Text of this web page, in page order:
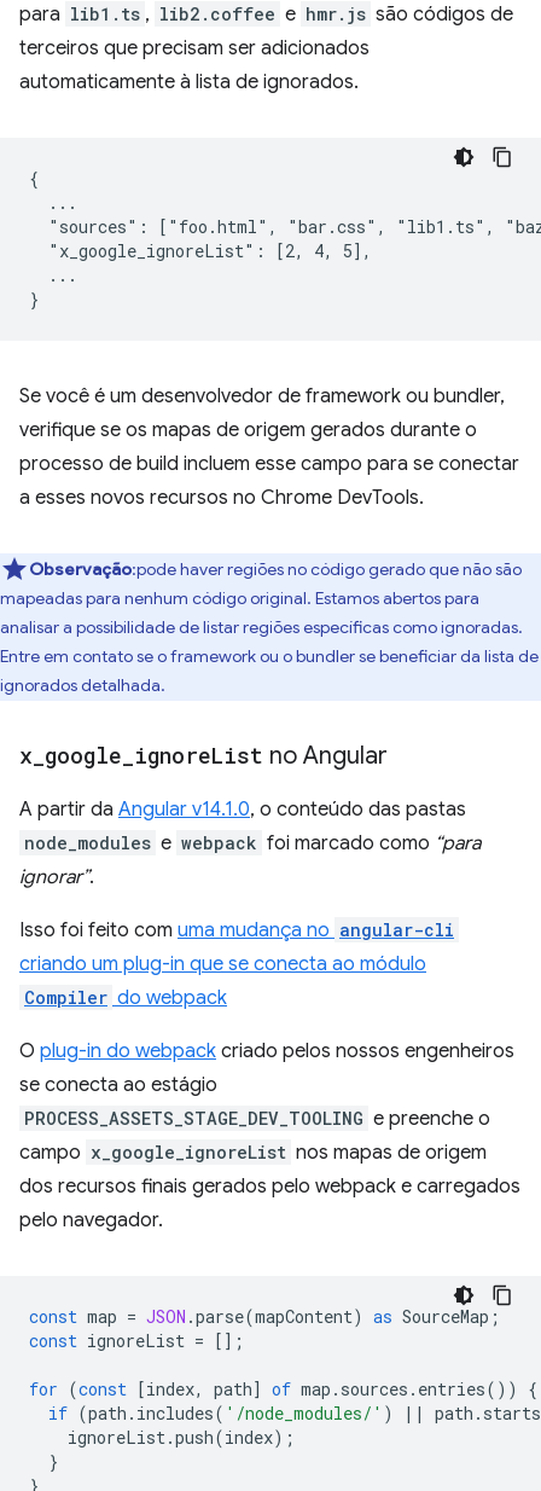
para lib1.ts , lib2.coffee e hmr.js são códigos de
terceiros que precisam ser adicionados
automaticamente à lista de ignorados.
{
  ...
"sources": ["foo.html", "bar.css", "lib1.ts",
  "x_google_ignoreList": [2, 4, 5],
  ...
Se você é um desenvolvedor de framework ou bundler,
verifique se os mapas de origem gerados durante o
processo de build incluem esse campo para se conectar
a esses novos recursos no Chrome DevTools.
Observação:pode haver regiões no código gerado que não são
mapeadas para nenhum código original. Estamos abertos para
analisar a possibilidade de listar regiões específicas como ignoradas.
Entre em contato se o framework ou o bundler se beneficiar da lista de
ignorados detalhada.
x google ignoreList no Angular
A partir da Angular v14.1.0, o conteúdo das pastas
node_modules e webpack foi marcado como “para
ignorar”.
Isso foi feito com uma mudança no angular-cli
criando um plug-in que se conecta ao módulo
Compiler do webpack
O plug-in do webpack criado pelos nossos engenheiros
se conecta ao estágio
PROCESS_ASSETS_STAGE_DEV_TOOLING e preenche o
campo x_google_ignoreList nos mapas de origem
dos recursos finais gerados pelo webpack e carregados
pelo navegador.
const map = JSON .parse(mapContent) as SourceMap ;
const ignoreList = [];
for (const [index, path] of map . sources . entries())
{
if (path . includes( '/node_modules/' ) || path .
ignoreList .push(index);
}
}